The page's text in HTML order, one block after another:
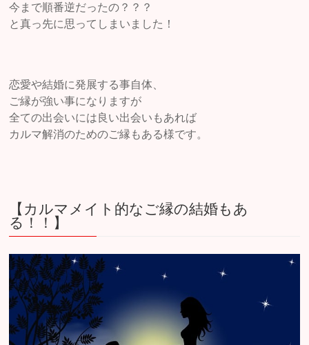
今まで順番逆だったの？？？
と真っ先に思ってしまいました！
恋愛や結婚に発展する事自体、
ご縁が強い事になりますが
全ての出会いには良い出会いもあれば
カルマ解消のためのご縁もある様です。
【カルマメイト的なご縁の結婚もあ
る！！】